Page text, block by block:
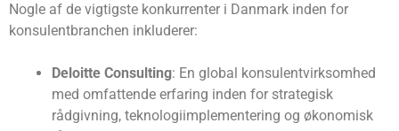
Nogle af de vigtigste konkurrenter i Danmark inden for
konsulentbranchen inkluderer:
Deloitte Consulting: En global konsulentvirksomhed
med omfattende erfaring inden for strategisk
rådgivning, teknologiimplementering og økonomisk